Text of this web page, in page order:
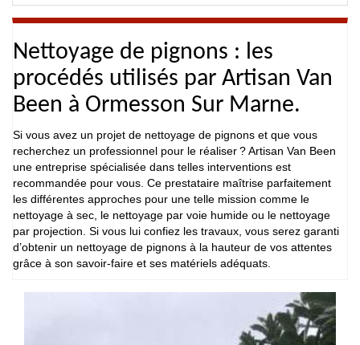
Nettoyage de pignons : les
procédés utilisés par Artisan Van
Been à Ormesson Sur Marne.
Si vous avez un projet de nettoyage de pignons et que vous
recherchez un professionnel pour le réaliser ? Artisan Van Been
une entreprise spécialisée dans telles interventions est
recommandée pour vous. Ce prestataire maîtrise parfaitement
les différentes approches pour une telle mission comme le
nettoyage à sec, le nettoyage par voie humide ou le nettoyage
par projection. Si vous lui confiez les travaux, vous serez garanti
d’obtenir un nettoyage de pignons à la hauteur de vos attentes
grâce à son savoir-faire et ses matériels adéquats.